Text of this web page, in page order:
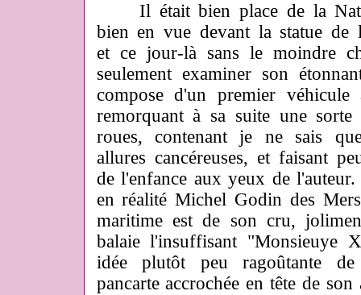
Il était bien place de la
bien en vue devant la statue de
et ce jour-là sans le moindre
seulement examiner son
compose d'un premier
remorquant à sa suite une
roues, contenant je ne sais
allures cancéreuses, et faisant
de l'enfance aux yeux de
en réalité Michel Godin des
maritime est de son cru,
balaie l'insuffisant
idée plutôt peu ragoûtante
pancarte accrochée en tête de